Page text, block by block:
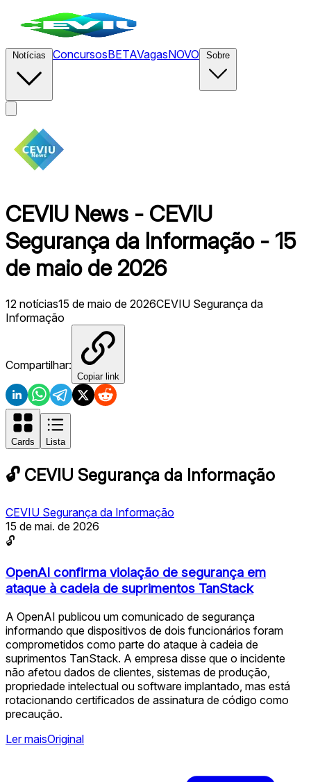
ConcursosBETAVagasNOVO
CEVIU News - CEVIU
Segurança da Informação - 15
de maio de 2026
12 notícias15 de maio de 2026CEVIU Segurança da
Informação
Compartilhar:
Copiar link
Cards Lista
🔓 CEVIU Segurança da Informação
CEVIU Segurança da Informação
15 de mai. de 2026
🔓
OpenAI confirma violação de segurança em
ataque à cadeia de suprimentos TanStack
A OpenAI publicou um comunicado de segurança
informando que dispositivos de dois funcionários foram
comprometidos como parte do ataque à cadeia de
suprimentos TanStack. A empresa disse que o incidente
não afetou dados de clientes, sistemas de produção,
propriedade intelectual ou software implantado, mas está
rotacionando certificados de assinatura de código como
precaução.
Ler maisOriginal